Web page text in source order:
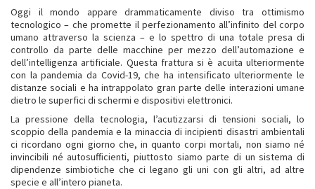
Oggi il mondo appare drammaticamente diviso tra ottimismo
tecnologico – che promette il perfezionamento all’infinito del corpo
umano attraverso la scienza – e lo spettro di una totale presa di
controllo da parte delle macchine per mezzo dell’automazione e
dell’intelligenza artificiale. Questa frattura si è acuita ulteriormente
con la pandemia da Covid-19, che ha intensificato ulteriormente le
distanze sociali e ha intrappolato gran parte delle interazioni umane
dietro le superfici di schermi e dispositivi elettronici.
La pressione della tecnologia, l’acutizzarsi di tensioni sociali, lo
scoppio della pandemia e la minaccia di incipienti disastri ambientali
ci ricordano ogni giorno che, in quanto corpi mortali, non siamo né
invincibili né autosufficienti, piuttosto siamo parte di un sistema di
dipendenze simbiotiche che ci legano gli uni con gli altri, ad altre
specie e all’intero pianeta.